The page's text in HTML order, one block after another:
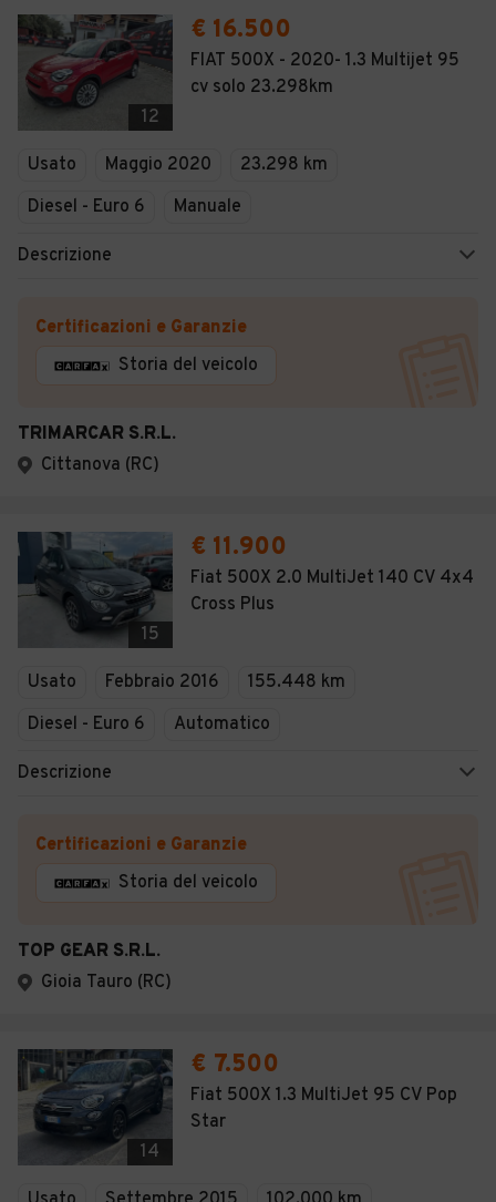
12
€ 16.500
FIAT 500X - 2020- 1.3 Multijet 95
cv solo 23.298km
Usato Maggio 2020
23.298 km
Diesel - Euro 6
Manuale
Descrizione
Certificazioni e Garanzie
Storia del veicolo
TRIMARCAR S.R.L.
Cittanova (RC)
15
€ 11.900
Fiat 500X 2.0 MultiJet 140 CV 4x4
Cross Plus
Usato Febbraio 2016
155.448 km
Diesel - Euro 6
Automatico
Descrizione
Certificazioni e Garanzie
Storia del veicolo
TOP GEAR S.R.L.
Gioia Tauro (RC)
14
€ 7.500
Fiat 500X 1.3 MultiJet 95 CV Pop
Star